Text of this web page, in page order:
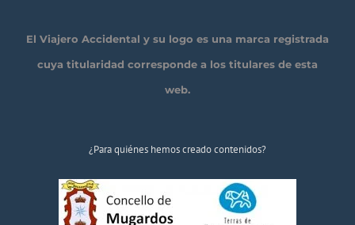
El Viajero Accidental y su logo es una marca registrada
cuya titularidad corresponde a los titulares de esta
web.
¿Para quiénes hemos creado contenidos?